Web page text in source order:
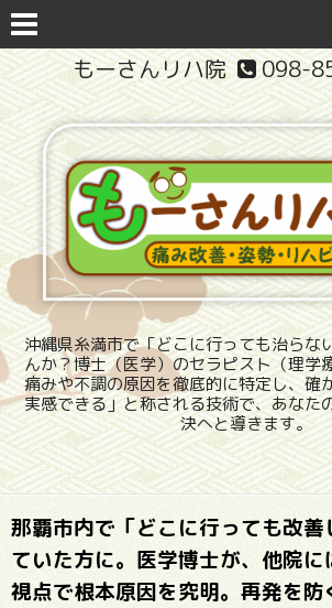
098-
もーさんリハ院
沖縄県糸満市で「どこに行っても治らな
んか？博士（医学）のセラピスト（理学
痛みや不調の原因を徹底的に特定し、確
実感できる」と称される技術で、あなた
決へと導きます。
那覇市内で「どこに行っても改善
ていた方に。医学博士が、他院
視点で根本原因を究明。再発を防